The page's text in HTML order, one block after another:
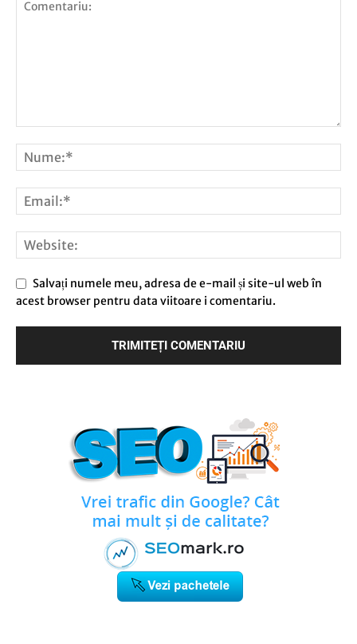
Salvați numele meu, adresa de e-mail și site-ul web în
acest browser pentru data viitoare i comentariu.